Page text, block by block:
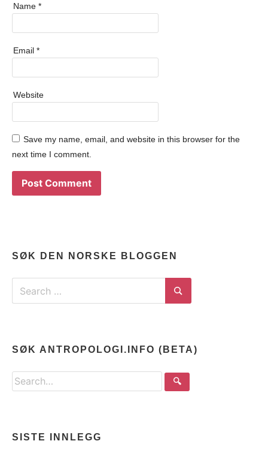
Name *
Email *
Website
Save my name, email, and website in this browser for the
next time I comment.
SØK DEN NORSKE BLOGGEN
Search
SØK ANTROPOLOGI.INFO (BETA)
Search
the
🔍
SISTE INNLEGG